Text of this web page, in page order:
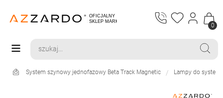
0
System szynowy jednofazowy Beta Track Magnetic Lampy do